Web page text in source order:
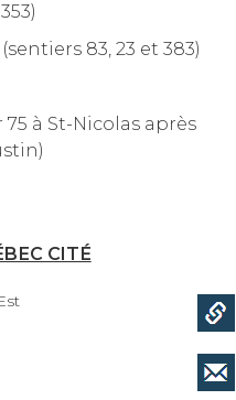
83, 23 et 383)
à St-Nicolas après
CITÉ